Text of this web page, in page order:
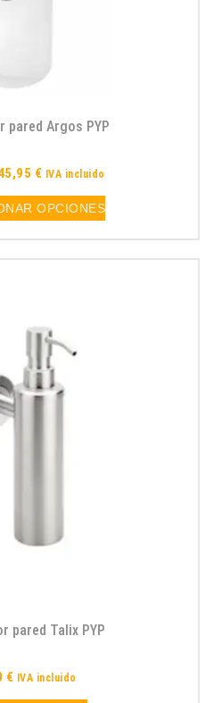
pared Argos PYP
€ IVA incluido
OPCIONES
pared Talix PYP
€ IVA incluido